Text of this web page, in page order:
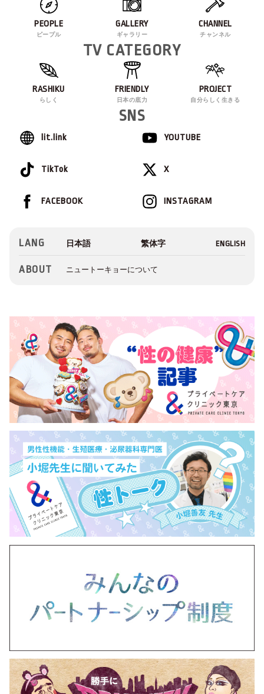
PEOPLE
ピープル
GALLERY
ギャラリー
CHANNEL
チャンネル
TV CATEGORY
RASHIKU
らしく
FRIENDLY
日本の底力
PROJECT
自分らしく生きる
SNS
lit.link YOUTUBE
TikTok X
INSTAGRAM
FACEBOOK
LANG
ABOUT ニュートーキョーについて